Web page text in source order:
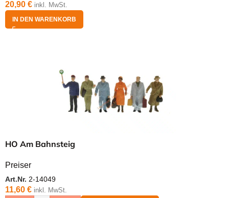
20,90 € inkl. MwSt.
IN DEN WARENKORB
HO Am Bahnsteig
Preiser
Art.Nr. 2-14049
11,60 € inkl. MwSt.